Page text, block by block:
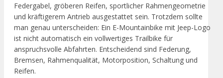
Federgabel, gröberen Reifen, sportlicher Rahmengeometrie
und kräftigerem Antrieb ausgestattet sein. Trotzdem sollte
man genau unterscheiden: Ein E-Mountainbike mit Jeep-Logo
ist nicht automatisch ein vollwertiges Trailbike für
anspruchsvolle Abfahrten. Entscheidend sind Federung,
Bremsen, Rahmenqualität, Motorposition, Schaltung und
Reifen.